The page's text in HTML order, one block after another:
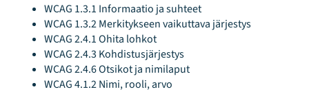
WCAG 1.3.1 Informaatio ja suhteet
WCAG 1.3.2 Merkitykseen vaikuttava järjestys
WCAG 2.4.1 Ohita lohkot
WCAG 2.4.3 Kohdistusjärjestys
WCAG 2.4.6 Otsikot ja nimilaput
WCAG 4.1.2 Nimi, rooli, arvo